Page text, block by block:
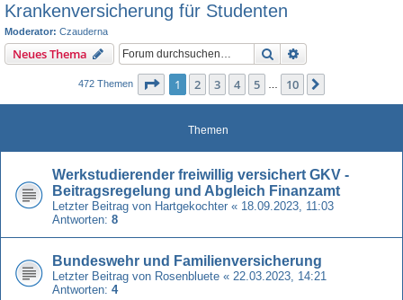
Krankenversicherung für Studenten
Moderator: Czauderna
Neues Thema Suche
472 Themen Seite 1von 10
1 2 3 4 5 10
Themen
Werkstudierender freiwillig versichert GKV -
Beitragsregelung und Abgleich Finanzamt
Letzter Beitrag von Hartgekochter « 18.09.2023, 11:03
Antworten: 8
Bundeswehr und Familienversicherung
Letzter Beitrag von Rosenbluete « 22.03.2023, 14:21
Antworten: 4